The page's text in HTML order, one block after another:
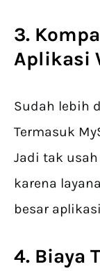
3.
Aplikasi
Sudah lebih
Termasuk
Jadi tak
karena
besar
4. Biaya